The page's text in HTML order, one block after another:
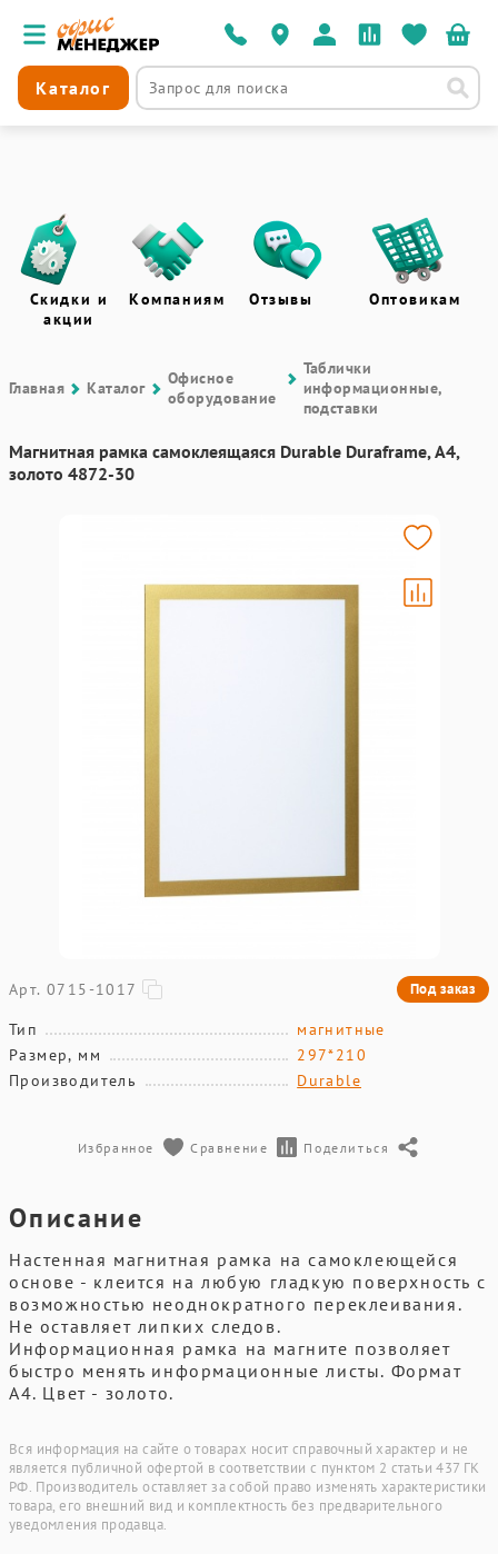
Каталог
Скидки и
акции
Компаниям Отзывы Оптовикам
Главная Каталог
Офисное
оборудование
Таблички
информационные,
подставки
Магнитная рамка самоклеящаяся Durable Duraframe, А4,
золото 4872-30
Арт. 0715-1017 Под заказ
Тип
магнитные
Размер, мм
297*210
Производитель
Durable
Избранное Сравнение Поделиться
Описание
Настенная магнитная рамка на самоклеющейся
основе - клеится на любую гладкую поверхность с
возможностью неоднократного переклеивания.
Не оставляет липких следов.
Информационная рамка на магните позволяет
быстро менять информационные листы. Формат
A4. Цвет - золото.
Вся информация на сайте о товарах носит справочный характер и не
является публичной офертой в соответствии с пунктом 2 статьи 437 ГК
РФ. Производитель оставляет за собой право изменять характеристики
товара, его внешний вид и комплектность без предварительного
уведомления продавца.